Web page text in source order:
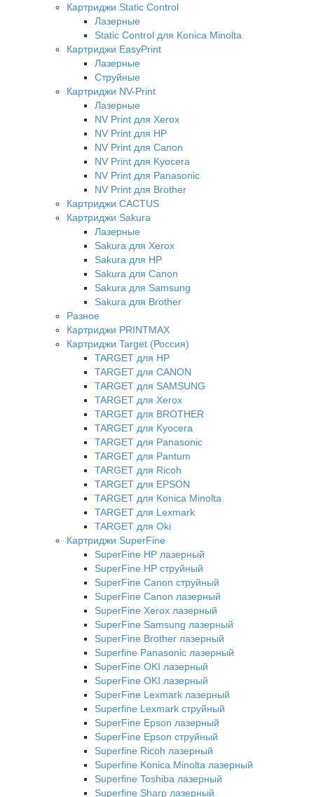
Картриджи Static Control
Лазерные
Static Control для Konica Minolta
Картриджи EasyPrint
Лазерные
Струйные
Картриджи NV-Print
Лазерные
NV Print для Xerox
NV Print для HP
NV Print для Canon
NV Print для Kyocera
NV Print для Panasonic
NV Print для Brother
Картриджи CACTUS
Картриджи Sakura
Лазерные
Sakura для Xerox
Sakura для HP
Sakura для Canon
Sakura для Samsung
Sakura для Brother
Разное
Картриджи PRINTMAX
Картриджи Target (Россия)
TARGET для HP
TARGET для CANON
TARGET для SAMSUNG
TARGET для Xerox
TARGET для BROTHER
TARGET для Kyocera
TARGET для Panasonic
TARGET для Pantum
TARGET для Ricoh
TARGET для EPSON
TARGET для Konica Minolta
TARGET для Lexmark
TARGET для Oki
Картриджи SuperFine
SuperFine HP лазерный
SuperFine HP струйный
SuperFine Canon струйный
SuperFine Canon лазерный
SuperFine Xerox лазерный
SuperFine Samsung лазерный
SuperFine Brother лазерный
Superfine Panasonic лазерный
SuperFine OKI лазерный
SuperFine OKI лазерный
SuperFine Lexmark лазерный
Superfine Lexmark струйный
SuperFine Epson лазерный
SuperFine Epson струйный
Superfine Ricoh лазерный
Superfine Konica Minolta лазерный
Superfine Toshiba лазерный
Superfine Sharp лазерный